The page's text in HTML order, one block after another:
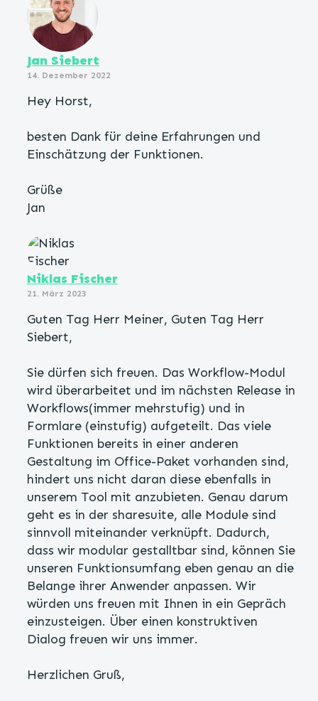
Jan Siebert
14. Dezember 2022
Hey Horst,
besten Dank für deine Erfahrungen und
Einschätzung der Funktionen.
Grüße
Jan
Niklas Fischer
21. März 2023
Guten Tag Herr Meiner, Guten Tag Herr
Siebert,
Sie dürfen sich freuen. Das Workflow-Modul
wird überarbeitet und im nächsten Release in
Workflows(immer mehrstufig) und in
Formlare (einstufig) aufgeteilt. Das viele
Funktionen bereits in einer anderen
Gestaltung im Office-Paket vorhanden sind,
hindert uns nicht daran diese ebenfalls in
unserem Tool mit anzubieten. Genau darum
geht es in der sharesuite, alle Module sind
sinnvoll miteinander verknüpft. Dadurch,
dass wir modular gestalltbar sind, können Sie
unseren Funktionsumfang eben genau an die
Belange ihrer Anwender anpassen. Wir
würden uns freuen mit Ihnen in ein Gepräch
einzusteigen. Über einen konstruktiven
Dialog freuen wir uns immer.
Herzlichen Gruß,